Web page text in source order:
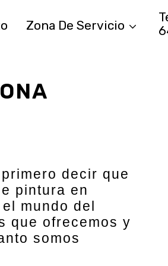
Zona De Servicio
decir que
pintura en
mundo del
que ofrecemos y
somos